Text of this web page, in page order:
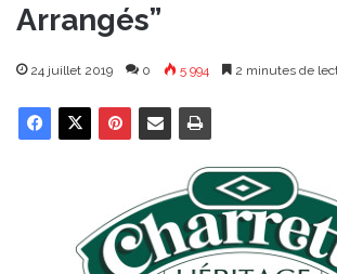
Arrangés”
24 juillet 2019 0 5 994 2 minutes de